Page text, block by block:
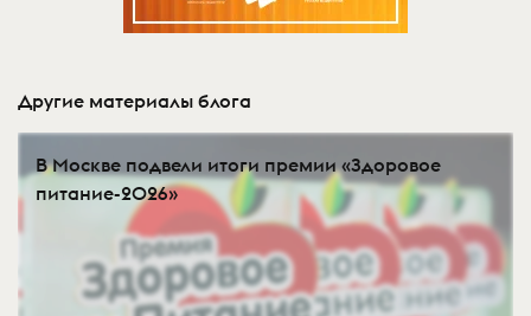
Другие материалы блога
В Москве подвели итоги премии «Здоровое
питание-2026»